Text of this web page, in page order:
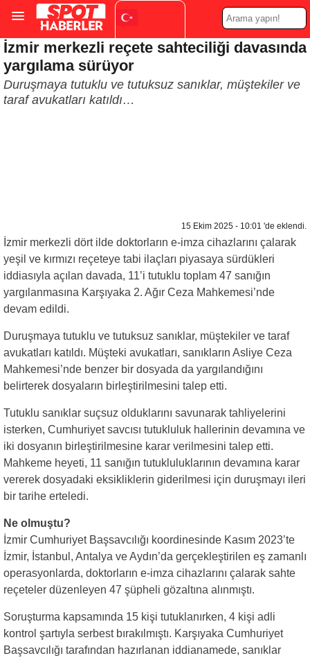
Turkish ▼
İzmir merkezli reçete sahteciliği davasında
yargılama sürüyor
Duruşmaya tutuklu ve tutuksuz sanıklar, müştekiler ve
taraf avukatları katıldı…
15 Ekim 2025 - 10:01 'de eklendi.
İzmir merkezli dört ilde doktorların e-imza cihazlarını çalarak
yeşil ve kırmızı reçeteye tabi ilaçları piyasaya sürdükleri
iddiasıyla açılan davada, 11’i tutuklu toplam 47 sanığın
yargılanmasına Karşıyaka 2. Ağır Ceza Mahkemesi’nde
devam edildi.
Duruşmaya tutuklu ve tutuksuz sanıklar, müştekiler ve taraf
avukatları katıldı. Müşteki avukatları, sanıkların Asliye Ceza
Mahkemesi’nde benzer bir dosyada da yargılandığını
belirterek dosyaların birleştirilmesini talep etti.
Tutuklu sanıklar suçsuz olduklarını savunarak tahliyelerini
isterken, Cumhuriyet savcısı tutukluluk hallerinin devamına ve
iki dosyanın birleştirilmesine karar verilmesini talep etti.
Mahkeme heyeti, 11 sanığın tutukluluklarının devamına karar
vererek dosyadaki eksikliklerin giderilmesi için duruşmayı ileri
bir tarihe erteledi.
Ne olmuştu?
İzmir Cumhuriyet Başsavcılığı koordinesinde Kasım 2023’te
İzmir, İstanbul, Antalya ve Aydın’da gerçekleştirilen eş zamanlı
operasyonlarda, doktorların e-imza cihazlarını çalarak sahte
reçeteler düzenleyen 47 şüpheli gözaltına alınmıştı.
Soruşturma kapsamında 15 kişi tutuklanırken, 4 kişi adli
kontrol şartıyla serbest bırakılmıştı. Karşıyaka Cumhuriyet
Başsavcılığı tarafından hazırlanan iddianamede, sanıklar